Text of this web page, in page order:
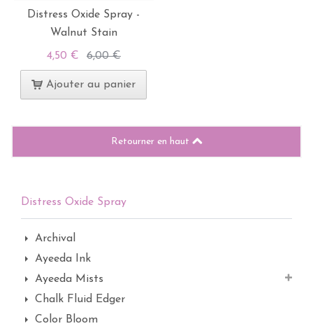
Distress Oxide Spray -
Walnut Stain
4,50 € 6,00 €
Ajouter au panier
Retourner en haut
Distress Oxide Spray
Archival
Ayeeda Ink
Ayeeda Mists
Chalk Fluid Edger
Color Bloom